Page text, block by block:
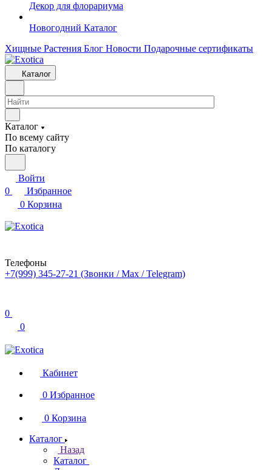
Декор для флорариума
Новогодний Каталог
Хищные Растения Блог Новости Подарочные сертификаты
Каталог
Каталог
По всему сайту
По каталогу
Войти
0
Избранное
0 Корзина
Телефоны
+7(999) 345-27-21 (Звонки / Max / Telegram)
0
0
Кабинет
0 Избранное
0 Корзина
Каталог
Назад
Каталог